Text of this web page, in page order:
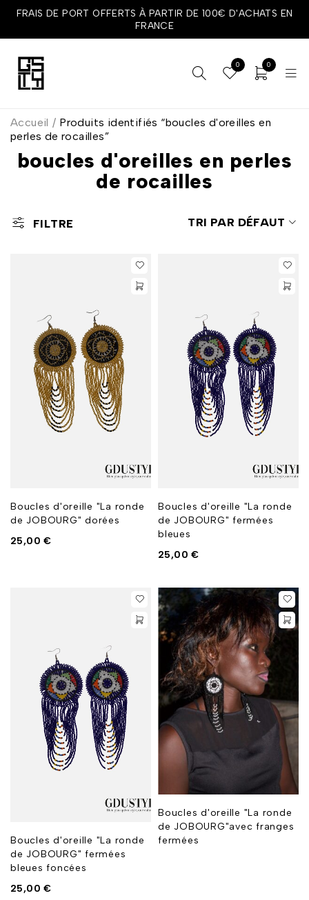
FRAIS DE PORT OFFERTS À PARTIR DE 100€ D'ACHATS EN
FRANCE
0 0
boucles d'oreilles en perles
de rocailles
Accueil / Produits identifiés “boucles d'oreilles en
perles de rocailles”
FILTRE TRI PAR DÉFAUT
Boucles d'oreille "La ronde
de JOBOURG" dorées
25,00€
Boucles d'oreille "La ronde
de JOBOURG" fermées
bleues
25,00€
Boucles d'oreille "La ronde
de JOBOURG" fermées
bleues foncées
25,00€
Boucles d'oreille "La ronde
de JOBOURG"avec franges
fermées